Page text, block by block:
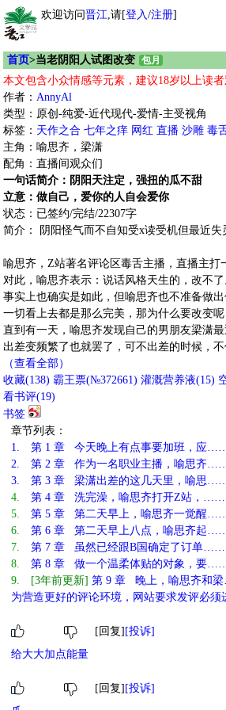
欢迎访问晋江,请[登入/注册]
首页>当老阴阳人试图改变 包月
本文包含小众情感等元素，建议18岁以上读者
作者： AnnyAl
类型：原创-纯爱-近代现代-爱情-主受视角
标签： 天作之合 七年之痒 网红 直播 沙雕 毒
主角：喻思齐，梁潇
配角：直播间观众们
一句话简介：阴阳天注定，强扭的瓜不甜
立意：做自己，爱你的人自会爱你
状态：已签约/完结/22307字
简介： 阴阳怪气而不自知受x读受机但最近失
喻思齐，Z站著名评论区毒舌主播，直播主打
对此，喻思齐表示：说话风格天生的，改不了
事实上也确实是如此，但喻思齐也不准备做
一切看上去都是那么完美，那为什么要改变呢
直到有一天，喻思齐发现自己的男朋友梁潇最
出差变频繁了也就罢了，可不出差的时候，
（查看全部）
收藏(138) 霸王票(№372661) 灌溉营养液(15)
看书评(19)
书签
章节列表：
1.
第 1 章 今天晚上有点事要加班，应
2.
第 2 章 作为一名职业主播，喻思齐
3.
第 3 章 梁潇出差的这几天里，喻思
4.
第 4 章 洗完澡，喻思齐打开Z站，……
5.
第 5 章 第二天早上，喻思齐一觉醒
6.
第 6 章 第二天早上八点，喻思齐起
7.
第 7 章 虽然已经跟B国确定了订单……
8.
第 8 章 做一个温柔体贴的对象，要
9.
[3年前更新] 第 9 章 晚上，喻思齐和
为营造更好的评论环境，网站要求发评必
[回复] [投诉]
给大大加点能量
[回复] [投诉]